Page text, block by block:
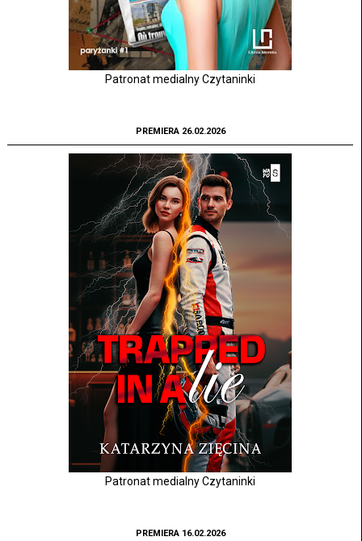
Patronat medialny Czytaninki
PREMIERA 26.02.2026
Patronat medialny Czytaninki
PREMIERA 16.02.2026